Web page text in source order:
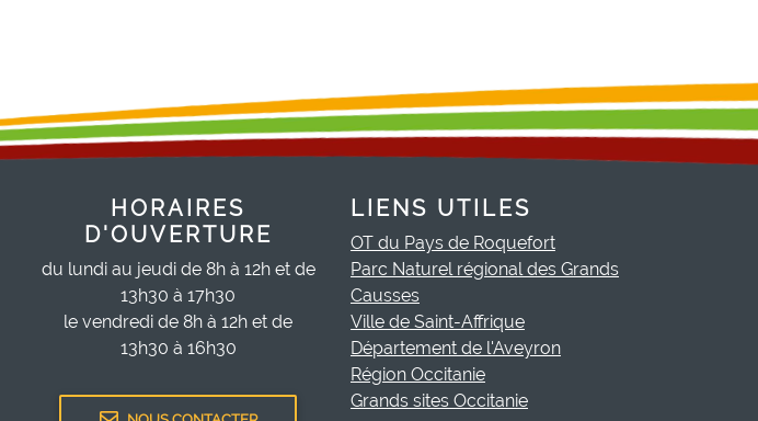
HORAIRES
D'OUVERTURE
du lundi au jeudi de 8h à 12h et de
13h30 à 17h30
le vendredi de 8h à 12h et de
13h30 à 16h30
LIENS UTILES
OT du Pays de Roquefort
Parc Naturel régional des Grands
Causses
Ville de Saint-Affrique
Département de l'Aveyron
Région Occitanie
Grands sites Occitanie